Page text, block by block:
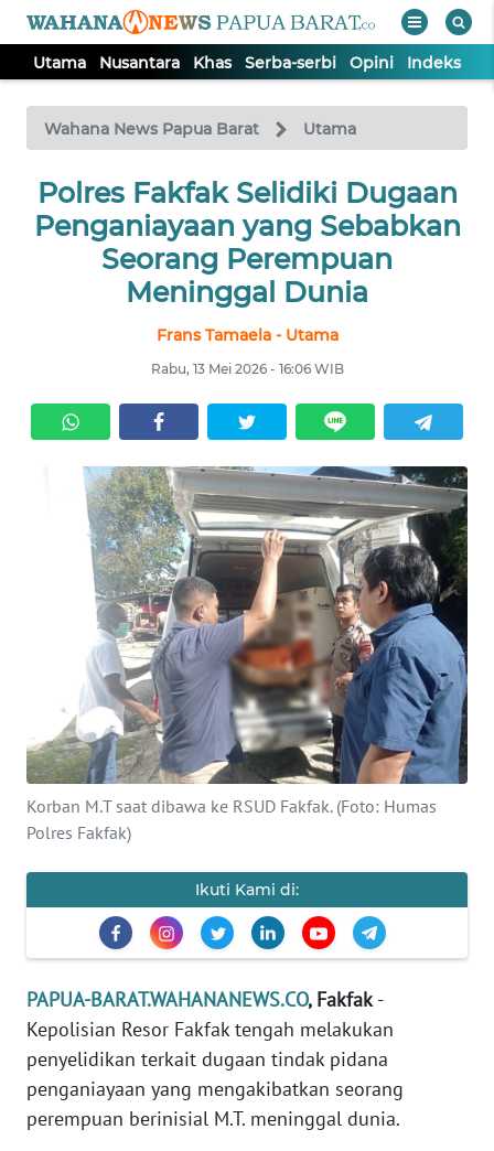
Utama Nusantara Khas Serba-serbi Opini Indeks
Wahana News Papua Barat Utama
Polres Fakfak Selidiki Dugaan
Penganiayaan yang Sebabkan
Seorang Perempuan
Meninggal Dunia
Frans Tamaela - Utama
Rabu, 13 Mei 2026 - 16:06 WIB
Korban M.T saat dibawa ke RSUD Fakfak. (Foto: Humas
Polres Fakfak)
Ikuti Kami di:
PAPUA-BARAT.WAHANANEWS.CO, Fakfak-
Kepolisian Resor Fakfak tengah melakukan
penyelidikan terkait dugaan tindak pidana
penganiayaan yang mengakibatkan seorang
perempuan berinisial M.T. meninggal dunia.
TV
Tutup
UTAMA
NUSANTARA
SERBI
INFO
IKLAN
TENTANG
KAMI
REDAKSI
KARIR
DISCLAIMER